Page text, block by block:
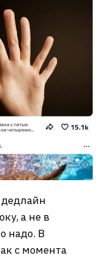
дедлайн
а не в
надо. В
с момента